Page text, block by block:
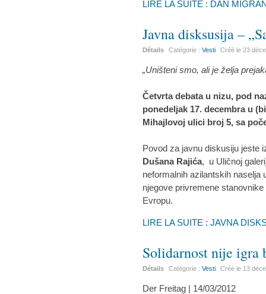
LIRE LA SUITE : DAN
Javna disksusija –
Détails Catégorie :Vesti Créé le23
„Uništeni smo, ali je želja
Četvrta debata u nizu, pod
ponedeljak 17. decembra u
Mihajlovoj ulici broj 5, sa
Povod za javnu diskusiju jeste
Dušana Rajića, u Uličnoj
neformalnih azilantskih naselja
njegove privremene
Evropu.
LIRE LA SUITE : JAVNA
Solidarnost nije igra
Détails Catégorie :Vesti Créé le 13
Der Freitag | 14/03/2012